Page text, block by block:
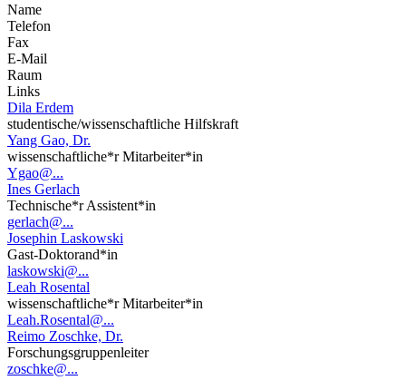
Name
Telefon
Fax
E-Mail
Raum
Links
Dila Erdem
studentische/wissenschaftliche Hilfskraft
Yang Gao, Dr.
wissenschaftliche*r Mitarbeiter*in
Ygao@...
Ines Gerlach
Technische*r Assistent*in
gerlach@...
Josephin Laskowski
Gast-Doktorand*in
laskowski@...
Leah Rosental
wissenschaftliche*r Mitarbeiter*in
Leah.Rosental@...
Reimo Zoschke, Dr.
Forschungsgruppenleiter
zoschke@...